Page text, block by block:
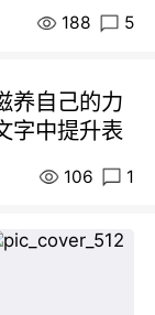
188 5
养自己的力
字中提升表
106 1